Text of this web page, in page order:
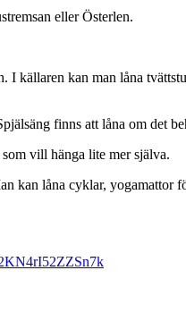
eller Österlen.
I källaren kan man låna
finns att låna om det
vill hänga lite mer själva.
kan låna cyklar, yogamattor